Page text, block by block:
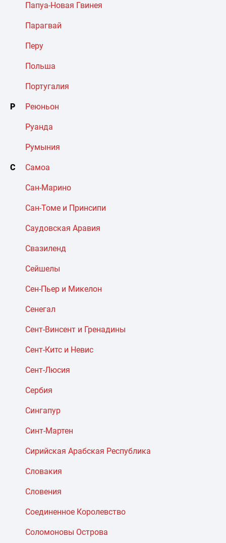
Папуа-Новая Гвинея
Парагвай
Перу
Польша
Португалия
Р Реюньон
Руанда
Румыния
С Самоа
Сан-Марино
Сан-Томе и Принсипи
Саудовская Аравия
Свазиленд
Сейшелы
Сен-Пьер и Микелон
Сенегал
Сент-Винсент и Гренадины
Сент-Китс и Невис
Сент-Люсия
Сербия
Сингапур
Синт-Мартен
Сирийская Арабская Республика
Словакия
Словения
Соединенное Королевство
Соломоновы Острова